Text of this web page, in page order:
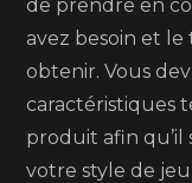
de prendre en
avez besoin et le
obtenir. Vous
caractéristiques
produit afin qu’il
votre style de jeu.